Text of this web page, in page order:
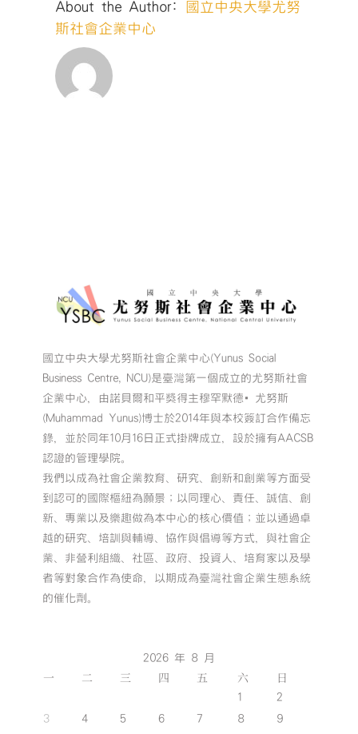
國
About the Author:
國立中央大學尤努
斯社會企業中心
國立中央大學尤努斯社會企業中心(Yunus Social
Business Centre, NCU)是臺灣第一個成立的尤努斯社會
企業中心，由諾貝爾和平獎得主穆罕默德•尤努斯
(Muhammad Yunus)博士於2014年與本校簽訂合作備忘
錄，並於同年10月16日正式掛牌成立，設於擁有AACSB
認證的管理學院。
我們以成為社會企業教育、研究、創新和創業等方面受
到認可的國際樞紐為願景；以同理心、責任、誠信、創
新、專業以及樂趣做為本中心的核心價值；並以通過卓
越的研究、培訓與輔導、協作與倡導等方式，與社會企
業、非營利組織、社區、政府、投資人、培育家以及學
者等對象合作為使命，以期成為臺灣社會企業生態系統
的催化劑。
2026 年 8 月
一 二 三 四 五 六 日
1
2
3
4 5 6 7 8
9